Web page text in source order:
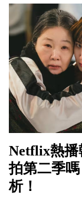
Netflix熱播
拍第二季
析！